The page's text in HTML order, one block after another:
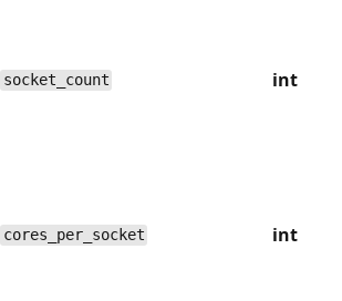
socket_count int
cores_per_socket int